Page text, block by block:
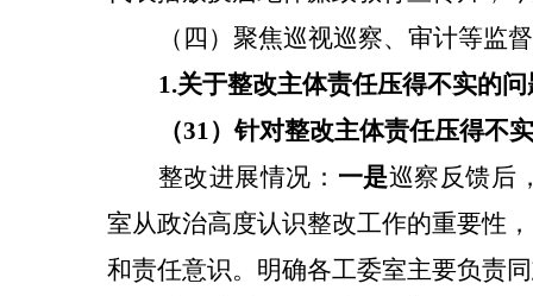
（四）聚焦巡视巡察、审计等监
1.关于整改主体责任压得不实的问
（31）针对整改主体责任压得不
整改进展情况： 一是巡察反馈后
室从政治高度认识整改工作的重要性
和责任意识。明确各工委室主要负责